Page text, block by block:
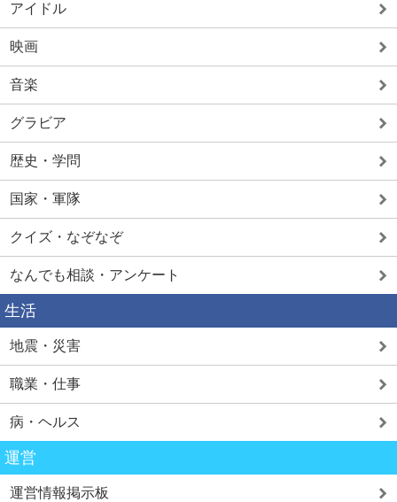
アイドル
映画
音楽
グラビア
歴史・学問
国家・軍隊
クイズ・なぞなぞ
なんでも相談・アンケート
生活
地震・災害
職業・仕事
病・ヘルス
運営
運営情報掲示板